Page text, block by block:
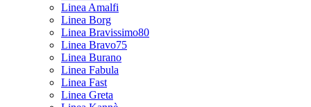
Linea Amalfi
Linea Borg
Linea Bravissimo80
Linea Bravo75
Linea Burano
Linea Fabula
Linea Fast
Linea Greta